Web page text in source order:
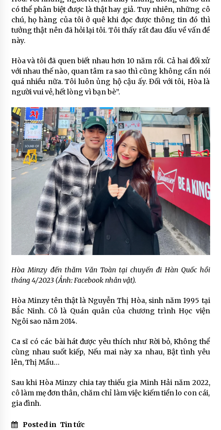
có thể phân biệt được là thật hay giả. Tuy nhiên, những cô
chú, họ hàng của tôi ở quê khi đọc được thông tin đó thì
tưởng thật nên đã hỏi lại tôi. Tôi thấy rất đau đầu về vấn đề
này.
Hòa và tôi đã quen biết nhau hơn 10 năm rồi. Cả hai đối xử
với nhau thế nào, quan tâm ra sao thì cũng không cần nói
quá nhiều nữa. Tôi luôn ủng hộ cậu ấy. Đối với tôi, Hòa là
người vui vẻ, hết lòng vì bạn bè”.
Hòa Minzy đến thăm Văn Toàn tại chuyến đi Hàn Quốc hồi
tháng 4/2023 (Ảnh: Facebook nhân vật).
Hòa Minzy tên thật là Nguyễn Thị Hòa, sinh năm 1995 tại
Bắc Ninh. Cô là Quán quân của chương trình Học viện
Ngôi sao năm 2014.
Ca sĩ có các bài hát được yêu thích như Rời bỏ, Không thể
cùng nhau suốt kiếp, Nếu mai này xa nhau, Bật tình yêu
lên, Thị Mầu…
Sau khi Hòa Minzy chia tay thiếu gia Minh Hải năm 2022,
cô làm mẹ đơn thân, chăm chỉ làm việc kiếm tiền lo con cái,
gia đình.
Posted in Tin tức